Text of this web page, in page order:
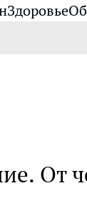
Здоровье
От